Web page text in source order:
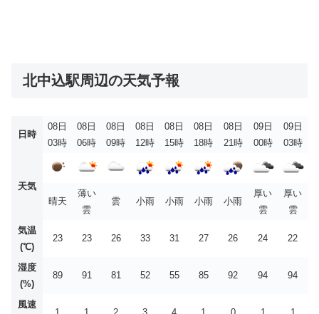
北中込駅周辺の天気予報
日時
08日
03時
08日
06時
08日
09時
08日
12時
08日
15時
08日
18時
08日
21時
09日
00時
09日
03時
天気
晴天
薄い
雲
雲 小雨 小雨 小雨 小雨
厚い
雲
厚い
雲
気温
(℃)
23 23 26 33 31 27 26 24 22
湿度
(%)
89 91 81 52 55 85 92 94 94
風速